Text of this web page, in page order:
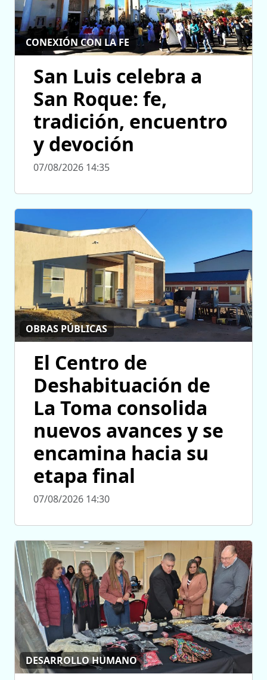
CONEXIÓN CON LA FE
San Luis celebra a
San Roque: fe,
tradición, encuentro
y devoción
07/08/2026 14:35
OBRAS PÚBLICAS
El Centro de
Deshabituación de
La Toma consolida
nuevos avances y se
encamina hacia su
etapa final
07/08/2026 14:30
DESARROLLO HUMANO